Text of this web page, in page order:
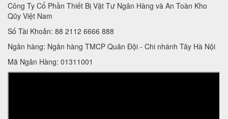
Công Ty Cổ Phần Thiết Bị Vật Tư Ngân Hàng và An Toàn Kho
Qũy Việt Nam
Số Tài Khoản: 88 2112 6666 888
Ngân hàng: Ngân hàng TMCP Quân Đội - Chi nhánh Tây Hà Nội
Mã Ngân Hàng: 01311001